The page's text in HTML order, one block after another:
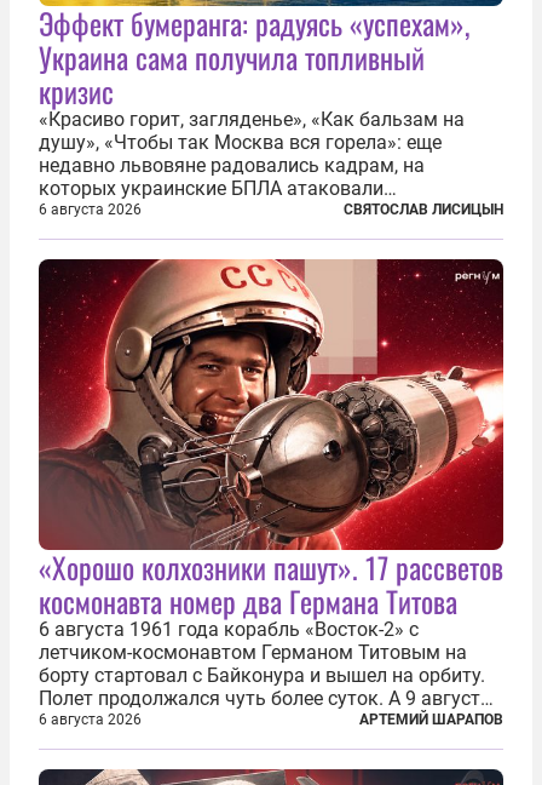
Эффект бумеранга: радуясь «успехам»,
Украина сама получила топливный
кризис
«Красиво горит, загляденье», «Как бальзам на
душу», «Чтобы так Москва вся горела»: еще
недавно львовяне радовались кадрам, на
которых украинские БПЛА атаковали
нефтеперерабатывающие предприятия России. В
скором времени оказалось, что в «эту игру можно
играть вдвоем» — российские дроны только за...
6 августа 2026 СВЯТОСЛАВ ЛИСИЦЫН
«Хорошо колхозники пашут». 17 рассветов
космонавта номер два Германа Титова
6 августа 1961 года корабль «Восток-2» с
летчиком-космонавтом Германом Титовым на
борту стартовал с Байконура и вышел на орбиту.
Полет продолжался чуть более суток. А 9 августа
второй человек в космосе получил звезду Героя
Советского Союза и орден Ленина. Миссия Титова
зачастую находится несколько...
6 августа 2026 АРТЕМИЙ ШАРАПОВ